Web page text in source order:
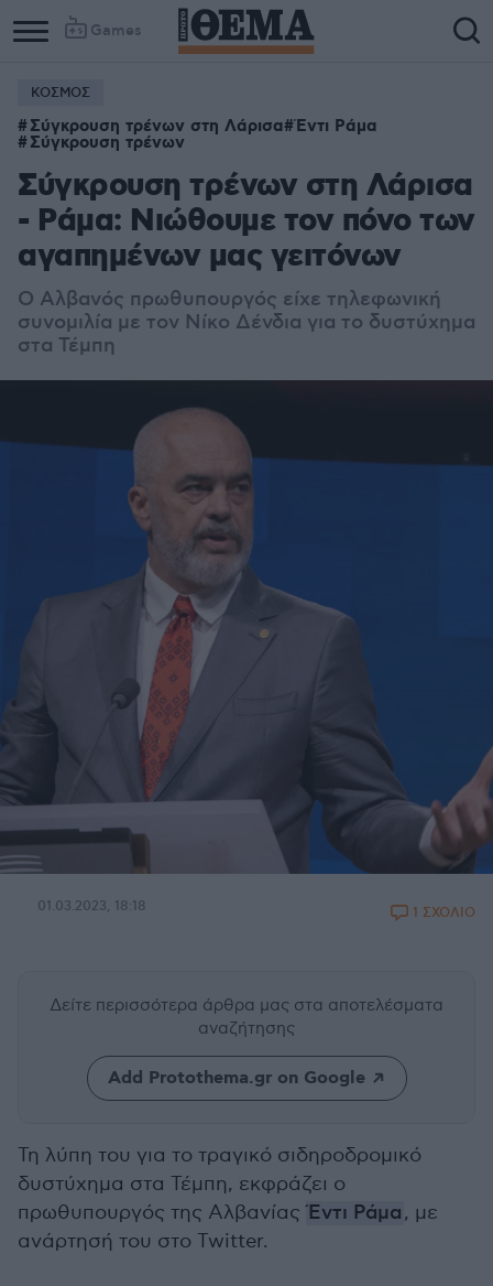
Games
ΚΟΣΜΟΣ
Σύγκρουση τρένων στη Λάρισα Έντι Ράμα
Σύγκρουση τρένων
Σύγκρουση τρένων στη Λάρισα
- Ράμα: Νιώθουμε τον πόνο των
αγαπημένων μας γειτόνων
Ο Αλβανός πρωθυπουργός είχε τηλεφωνική
συνομιλία με τον Νίκο Δένδια για το δυστύχημα
στα Τέμπη
01.03.2023, 18:18 1 ΣΧΟΛΙΟ
Δείτε περισσότερα άρθρα μας στα αποτελέσματα
αναζήτησης
Add Protothema.gr on Google
Τη λύπη του για το τραγικό σιδηροδρομικό
δυστύχημα στα Τέμπη, εκφράζει ο
πρωθυπουργός της Αλβανίας Έντι Ράμα, με
ανάρτησή του στο Twitter.